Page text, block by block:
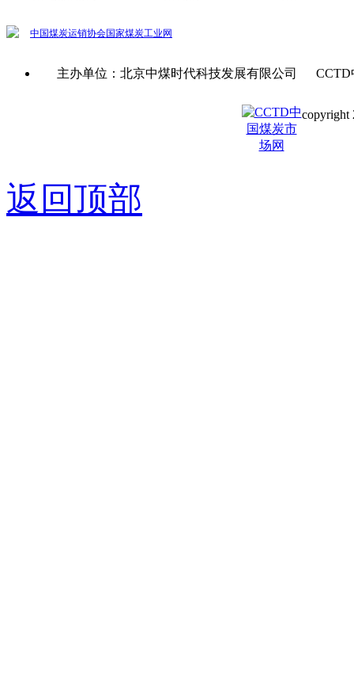
中国煤炭运销协会国家煤炭工业网
主办单位：北京中煤时代科技发展有限公司
copyright
返回顶部